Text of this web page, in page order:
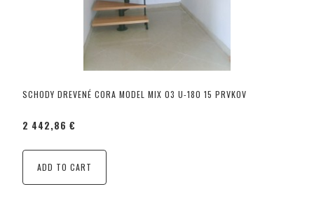
SCHODY DREVENÉ CORA MODEL MIX 03 U-180 15 PRVKOV
2 442,86 €
ADD TO CART